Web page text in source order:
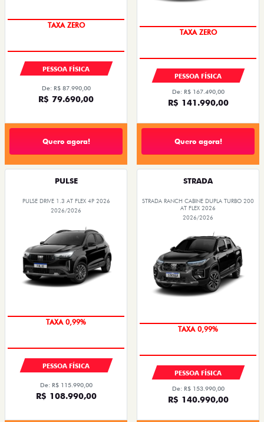
PESSOA FÍSICA
De: R$ 87.990,00
R$ 79.690,00
Quero agora!
PESSOA FÍSICA
De: R$ 167.490,00
R$ 141.990,00
Quero agora!
PULSE
PULSE DRIVE 1.3 AT FLEX 4P 2026
2026/2026
PESSOA FÍSICA
De: R$ 115.990,00
R$ 108.990,00
STRADA
STRADA RANCH CABINE DUPLA TURBO 200
AT FLEX 2026
2026/2026
PESSOA FÍSICA
De: R$ 153.990,00
R$ 140.990,00